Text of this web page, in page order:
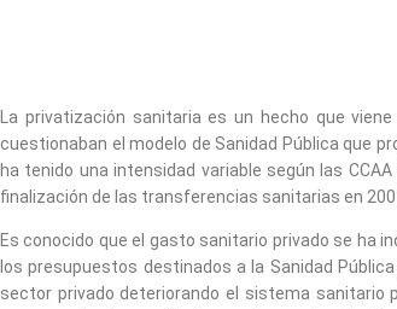
La privatización sanitaria es un hecho que
cuestionaban el modelo de Sanidad Pública que
ha tenido una intensidad variable según las
finalización de las transferencias sanitarias en
Es conocido que el gasto sanitario privado se ha
los presupuestos destinados a la Sanidad
sector privado deteriorando el sistema sanitario